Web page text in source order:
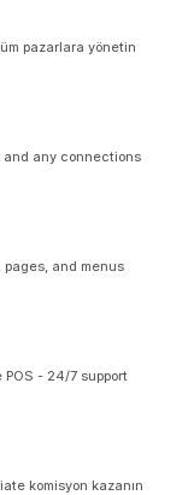
pazarlara yönetin
and any connections
pages, and menus
- 24/7 support
komisyon kazanın